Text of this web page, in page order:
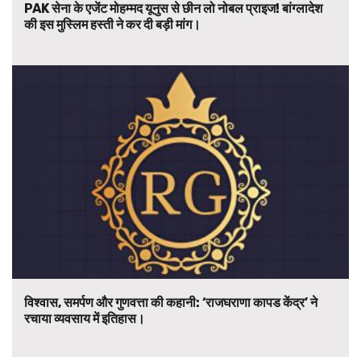
PAK सेना के एजेंट मोहम्मद यूनुस से छीन लो नोबल प्राइज! बांग्लादेश
की इस मुस्लिम हस्ती ने कर दी बड़ी मांग।
विश्वास, समर्पण और गुणवत्ता की कहानी: ‘राजघराणा कापड केंद्र’ ने
रचाया व्यवसाय में इतिहास।